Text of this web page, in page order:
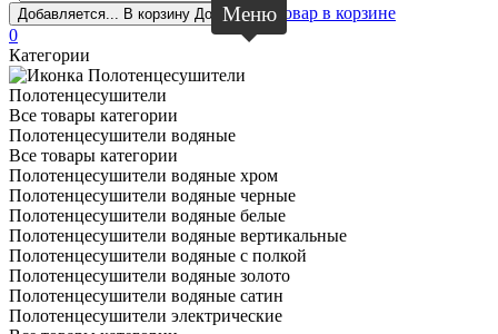
Добавляется... В корзину Добавлен
Товар в корзине
0
Меню
Категории
Полотенцесушители
Все товары категории
Полотенцесушители водяные
Все товары категории
Полотенцесушители водяные хром
Полотенцесушители водяные черные
Полотенцесушители водяные белые
Полотенцесушители водяные вертикальные
Полотенцесушители водяные с полкой
Полотенцесушители водяные золото
Полотенцесушители водяные сатин
Полотенцесушители электрические